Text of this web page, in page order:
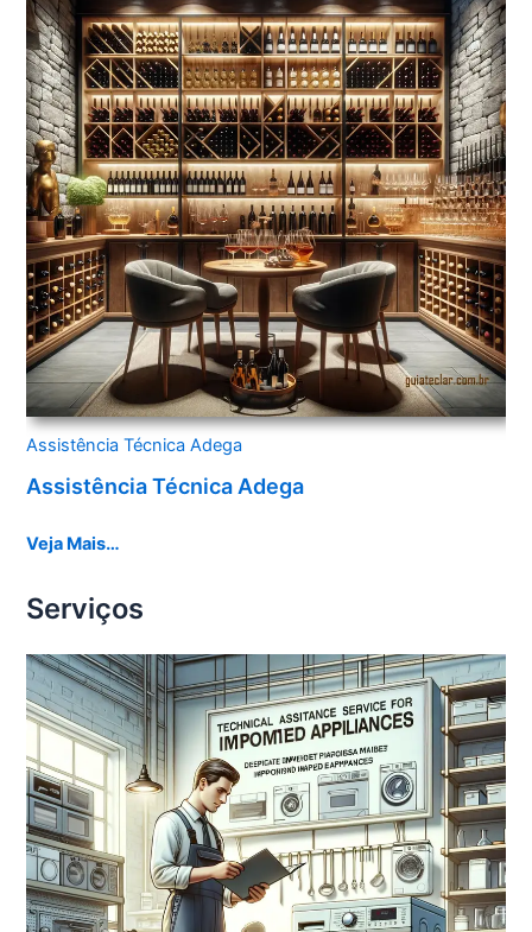
Assistência Técnica Adega
Assistência Técnica Adega
Veja Mais…
Serviços